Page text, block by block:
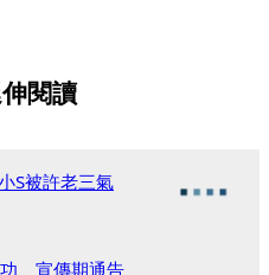
閱讀
S被許老三氣
功 宣傳期通告